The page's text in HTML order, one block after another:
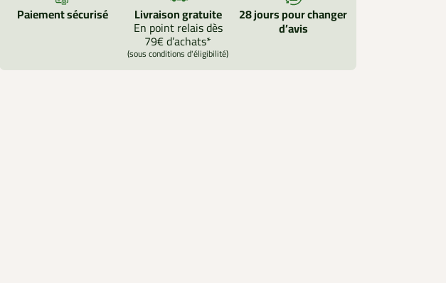
Paiement sécurisé Livraison gratuite
En point relais dès
79€ d’achats*
(sous conditions d'éligibilité)
28 jours pour changer
d’avis